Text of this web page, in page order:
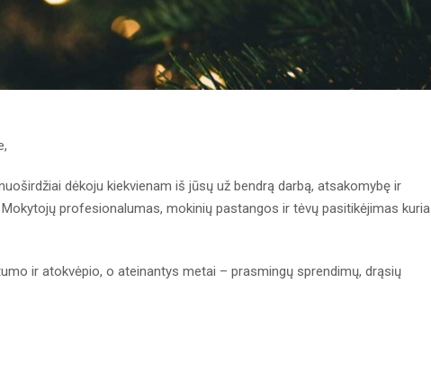
dėkoju kiekvienam iš jūsų už bendrą darbą, atsakomybę ir
profesionalumas, mokinių pastangos ir tėvų pasitikėjimas kuria
ir atokvėpio, o ateinantys metai – prasmingų sprendimų, drąsių